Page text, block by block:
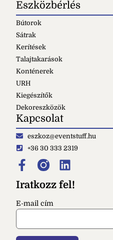
Eszközbérlés
Bútorok
Sátrak
Kerítések
Talajtakarások
Konténerek
URH
Kiegészítők
Dekoreszközök
Kapcsolat
eszkoz@eventstuff.hu
+36 30 333 2319
Iratkozz fel!
E-mail cím